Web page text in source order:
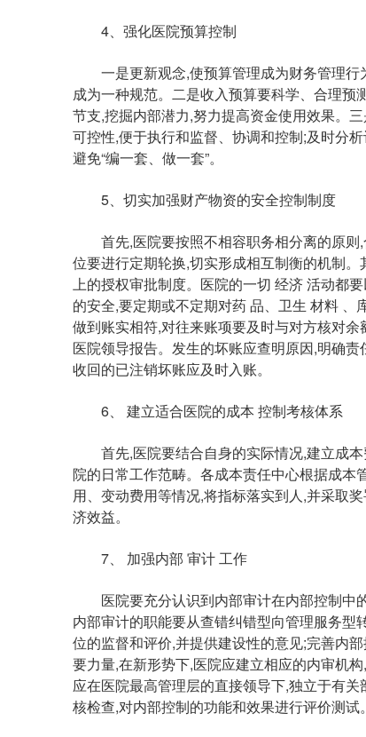
4、强化医院预算控制
一是更新观念,使预算管理成为财务管理行
成为一种规范。二是收入预算要科学、合理预
节支,挖掘内部潜力,努力提高资金使用效果。
可控性,便于执行和监督、协调和控制;及时分
避免“编一套、做一套”。
5、切实加强财产物资的安全控制制度
首先,医院要按照不相容职务相分离的原则,
位要进行定期轮换,切实形成相互制衡的机制
上的授权审批制度。医院的一切 经济 活动都
的安全,要定期或不定期对药 品、卫生 材料
做到账实相符,对往来账项要及时与对方核对
医院领导报告。发生的坏账应查明原因,明确
收回的已注销坏账应及时入账。
6、 建立适合医院的成本 控制考核体系
首先,医院要结合自身的实际情况,建立成本
院的日常工作范畴。各成本责任中心根据成
用、变动费用等情况,将指标落实到人,并采取
济效益。
7、 加强内部 审计 工作
医院要充分认识到内部审计在内部控制中
内部审计的职能要从查错纠错型向管理服务
位的监督和评价,并提供建设性的意见;完善内
要力量,在新形势下,医院应建立相应的内审机
应在医院最高管理层的直接领导下,独立于有
核检查,对内部控制的功能和效果进行评价测试。